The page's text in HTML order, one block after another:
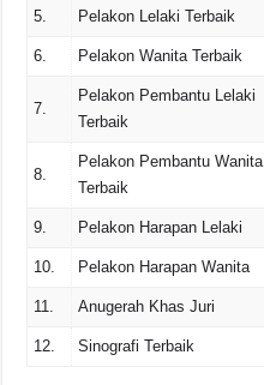
5. Pelakon Lelaki Terbaik
6. Pelakon Wanita Terbaik
7.
Pelakon Pembantu Lelaki
Terbaik
8.
Pelakon Pembantu Wanita
Terbaik
9. Pelakon Harapan Lelaki
10. Pelakon Harapan Wanita
11. Anugerah Khas Juri
12. Sinografi Terbaik